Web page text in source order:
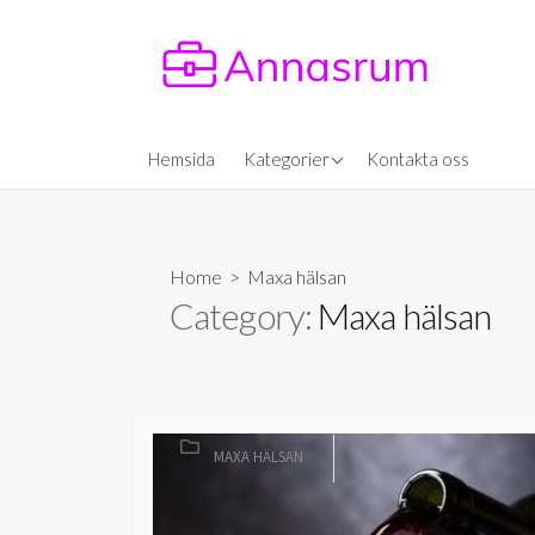
Hemsida Kategorier
Maxa hälsan
Kontakta oss
Home > Maxa hälsan
Category: Maxa hälsan
CATEGORIES
MAXA HÄLSAN